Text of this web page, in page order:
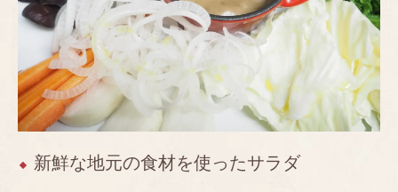
新鮮な地元の食材を使ったサラダ